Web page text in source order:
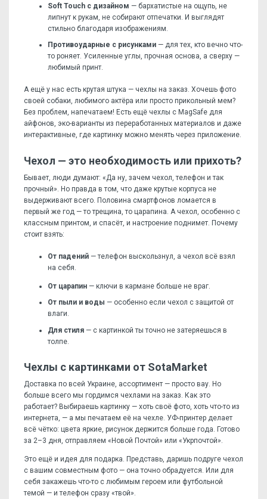
Soft Touch с дизайном — бархатистые на ощупь, не
липнут к рукам, не собирают отпечатки. И выглядят
стильно благодаря изображениям.
Противоударные с рисунками — для тех, кто вечно что-
то роняет. Усиленные углы, прочная основа, а сверху —
любимый принт.
А ещё у нас есть крутая штука — чехлы на заказ. Хочешь фото
своей собаки, любимого актёра или просто прикольный мем?
Без проблем, напечатаем! Есть ещё чехлы с MagSafe для
айфонов, эко-варианты из переработанных материалов и даже
интерактивные, где картинку можно менять через приложение.
Чехол — это необходимость или прихоть?
Бывает, люди думают: «Да ну, зачем чехол, телефон и так
прочный». Но правда в том, что даже крутые корпуса не
выдерживают всего. Половина смартфонов ломается в
первый же год — то трещина, то царапина. А чехол, особенно с
классным принтом, и спасёт, и настроение поднимет. Почему
стоит взять:
От падений — телефон выскользнул, а чехол всё взял
на себя.
От царапин — ключи в кармане больше не враг.
От пыли и воды — особенно если чехол с защитой от
влаги.
Для стиля — с картинкой ты точно не затеряешься в
толпе.
Чехлы с картинками от SotaMarket
Доставка по всей Украине, ассортимент — просто вау. Но
больше всего мы гордимся чехлами на заказ. Как это
работает? Выбираешь картинку — хоть своё фото, хоть что-то из
интернета, — а мы печатаем её на чехле. УФ-принтер делает
всё чётко: цвета яркие, рисунок держится больше года. Готово
за 2–3 дня, отправляем «Новой Почтой» или «Укрпочтой».
Это ещё и идея для подарка. Представь, даришь подруге чехол
с вашим совместным фото — она точно обрадуется. Или для
себя закажешь что-то с любимым героем или футбольной
темой — и телефон сразу «твой».